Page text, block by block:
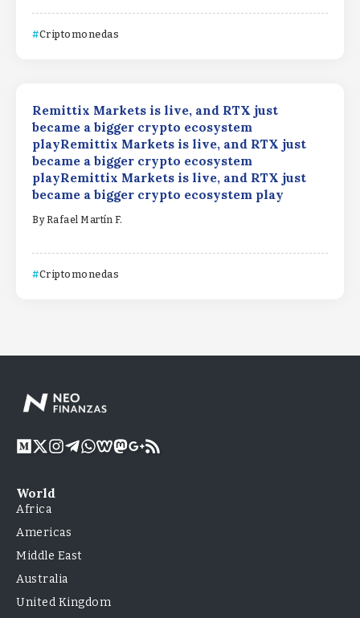
Criptomonedas
Remittix Markets is live, and RTX just
became a bigger crypto ecosystem
playRemittix Markets is live, and RTX just
became a bigger crypto ecosystem
playRemittix Markets is live, and RTX just
became a bigger crypto ecosystem play
By Rafael Martín F.
Criptomonedas
World
Africa
Americas
Middle East
Australia
United Kingdom